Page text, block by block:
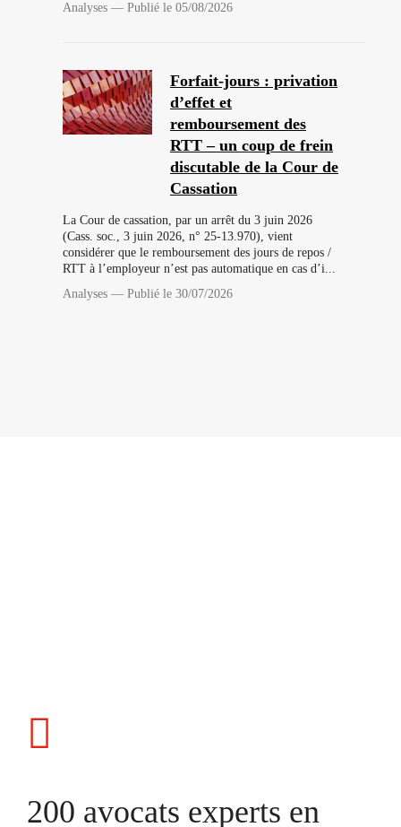
Analyses — Publié le 05/08/2026
Forfait-jours : privation
d’effet et
remboursement des
RTT – un coup de frein
discutable de la Cour de
Cassation
La Cour de cassation, par un arrêt du 3 juin 2026
(Cass. soc., 3 juin 2026, n° 25-13.970), vient
considérer que le remboursement des jours de repos /
RTT à l’employeur n’est pas automatique en cas d’i...
Analyses — Publié le 30/07/2026
Les actualités Capstan, toujours
avec vous.
200 avocats experts en